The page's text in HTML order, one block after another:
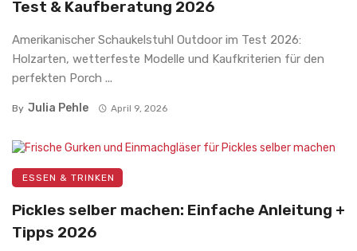
Test & Kaufberatung 2026
Amerikanischer Schaukelstuhl Outdoor im Test 2026:
Holzarten, wetterfeste Modelle und Kaufkriterien für den
perfekten Porch ...
By Julia Pehle April 9, 2026
ESSEN & TRINKEN
Pickles selber machen: Einfache Anleitung +
Tipps 2026